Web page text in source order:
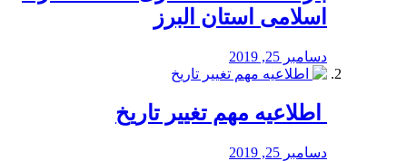
اسلامی استان البرز
دسامبر 25, 2019
️ اطلاعیه مهم تغییر تاریخ
دسامبر 25, 2019